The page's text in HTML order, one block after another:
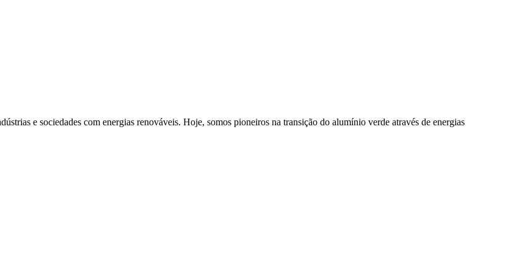
e sociedades com energias renováveis. Hoje, somos pioneiros na transição do alumínio verde através de energias